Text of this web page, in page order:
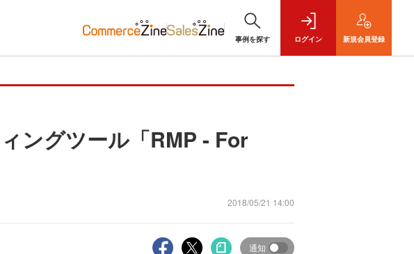
事例を探す ログイン 新規会員登録
ングツール「RMP - For
2018/05/21 14:00
通知